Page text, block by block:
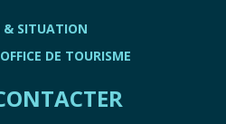
& SITUATION
DE TOURISME